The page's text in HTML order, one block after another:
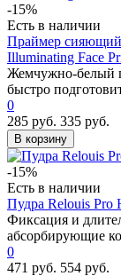
-15%
Есть в наличии
Праймер сияющий
Illuminating Face
Жемчужно-белый
быстро
0
285 руб. 335 руб.
В корзину
-15%
Есть в наличии
Пудра Relouis Pro
Фиксация и
абсорбирующие
0
471 руб. 554 руб.